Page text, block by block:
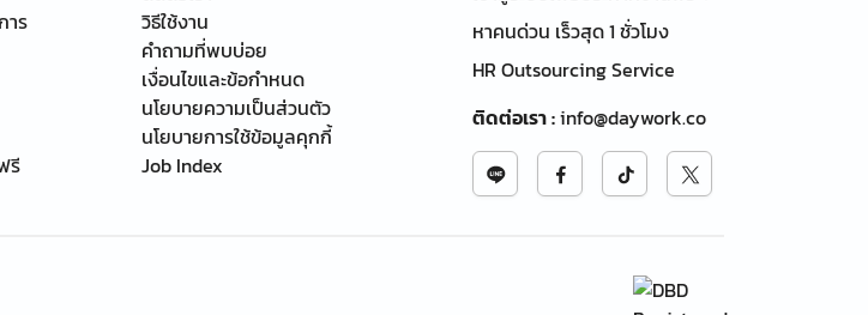
าร
รี
วิธีใช้งาน
คำถามที่พบบ่อย
เงื่อนไขและข้อกำหนด
นโยบายความเป็นส่วนตัว
นโยบายการใช้ข้อมูลคุกกี้
Job Index
หาคนด่วน เร็วสุด 1 ชั่วโมง
HR Outsourcing Service
ติดต่อเรา:info@daywork.co